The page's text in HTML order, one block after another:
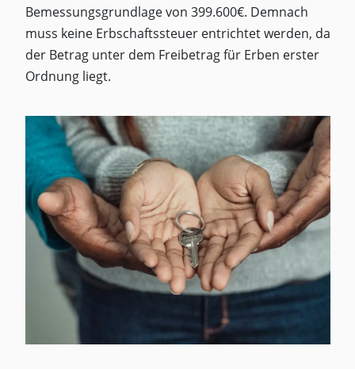
Bemessungsgrundlage von 399.600€. Demnach
muss keine Erbschaftssteuer entrichtet werden, da
der Betrag unter dem Freibetrag für Erben erster
Ordnung liegt.